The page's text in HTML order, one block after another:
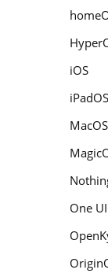
iOS
iPadOS
MacOS
One UI